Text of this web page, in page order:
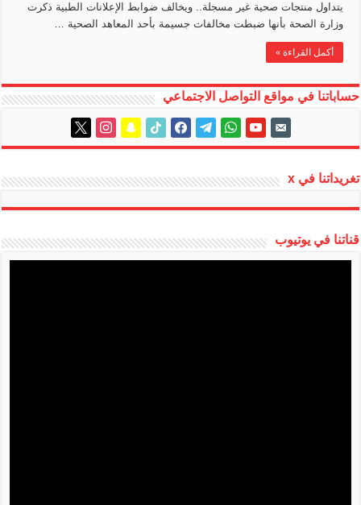
يتداول منتجات صحية غير مسجلة.. ويخالف ضوابط الإعلانات الطبية ذكرت
وزارة الصحة بأنها ضبطت مخالفات جسيمة بأحد المعاهد الصحية …
أكمل القراءة »
حساباتنا في مواقع التواصل الاجتماعي
email-
alt
youtube
whatsapp
telegram
facebook
tiktok
snapchat
instagram
x
تغريداتنا في x
قناتنا في يوتيوب